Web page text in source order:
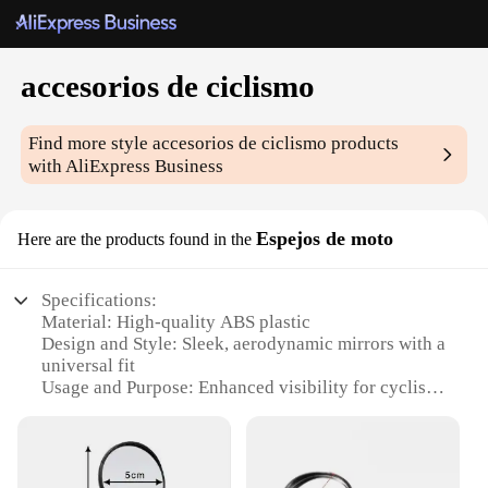
accesorios de ciclismo
Find more styleaccesorios de ciclismo products
with AliExpress Business
Here are the products found in the Espejos de moto
Specifications:
Material: High-quality ABS plastic
Design and Style: Sleek, aerodynamic mirrors with a
universal fit
Usage and Purpose: Enhanced visibility for cyclists
resistant construction
Shape and Size: Compact and lightweight, designed